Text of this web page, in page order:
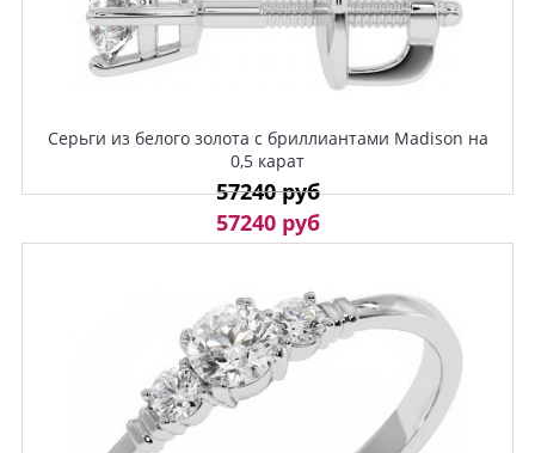
Серьги из белого золота с бриллиантами Madison на
0,5 карат
57240 руб
57240 руб